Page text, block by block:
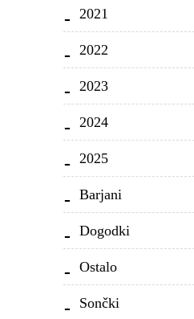
2021
2022
2023
2024
2025
Barjani
Dogodki
Ostalo
Sončki